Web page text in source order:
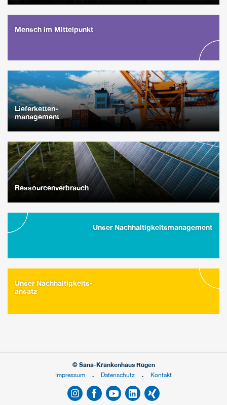
Mensch im Mittelpunkt
Lieferketten-
management
Ressourcenverbrauch
Unser Nachhaltigkeitsmanagement
Unser Nachhaltigkeits-
ansatz
© Sana-Krankenhaus Rügen
Impressum
Datenschutz Kontakt